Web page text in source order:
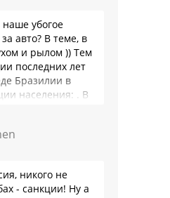
убогое
авто? В теме, в
и рылом )) Тем
последних лет
Бразилии в
населения: . В
никого не
- санкции! Ну а